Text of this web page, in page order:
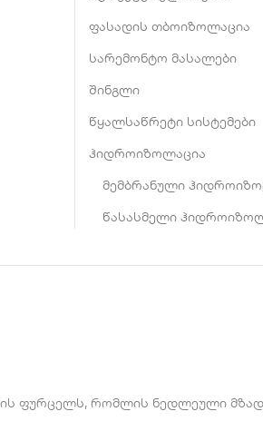
ფასადის თბოიზოლაცია
სარემონტო მასალები
შინგლი
წყალსაწრეტი სისტემები
ჰიდროიზოლაცია
მემბრანული
წასასმელი
ფურცელს, რომლის ნედლეული